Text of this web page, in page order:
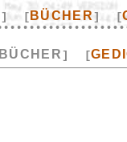
] [ BÜCHER] [
BÜCHER] [